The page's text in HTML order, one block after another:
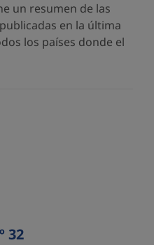
un resumen de las
en la última
los países donde el
32